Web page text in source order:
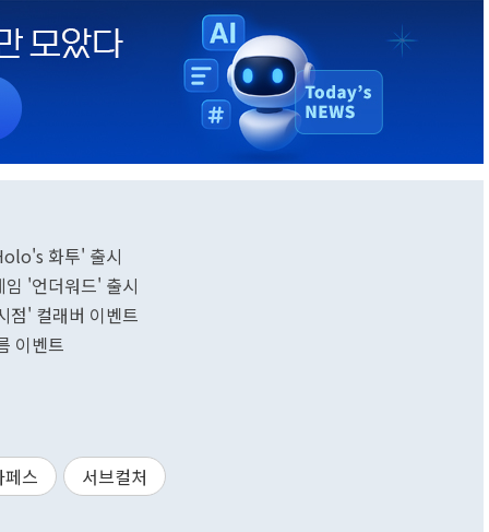
화투' 출시
'언더워드' 출시
점' 컬래버 이벤트
이벤트
페스 서브컬처